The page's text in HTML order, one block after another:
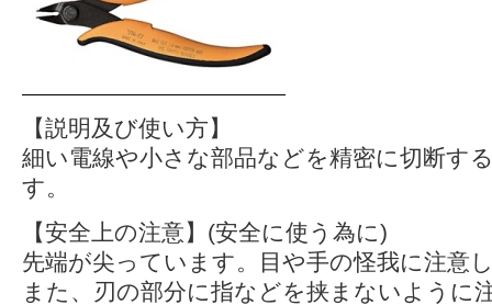
【説明及び使い方】
細い電線や小さな部品などを精密に切断す
す。
【安全上の注意】(安全に使う為に)
先端が尖っています。目や手の怪我に注意
また、刃の部分に指などを挟まないように